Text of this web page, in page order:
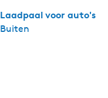
Buiten
Laadpaal voor auto's
e